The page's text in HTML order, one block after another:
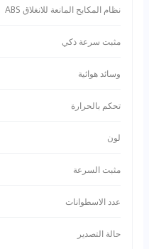
نظام المكابح المانعة للانغلاق ABS
مثبت سرعة ذكي
وسائد هوائية
تحكم بالحرارة
لون
مثبت السرعة
عدد الاسطوانات
حالة التصدير